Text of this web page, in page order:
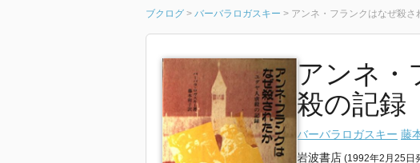
ブクログ > バーバラロガスキー > アンネ・フランクはなぜ殺
アンネ・
殺の記録
バーバラロガスキー 藤
岩波書店 (1992年2月25日